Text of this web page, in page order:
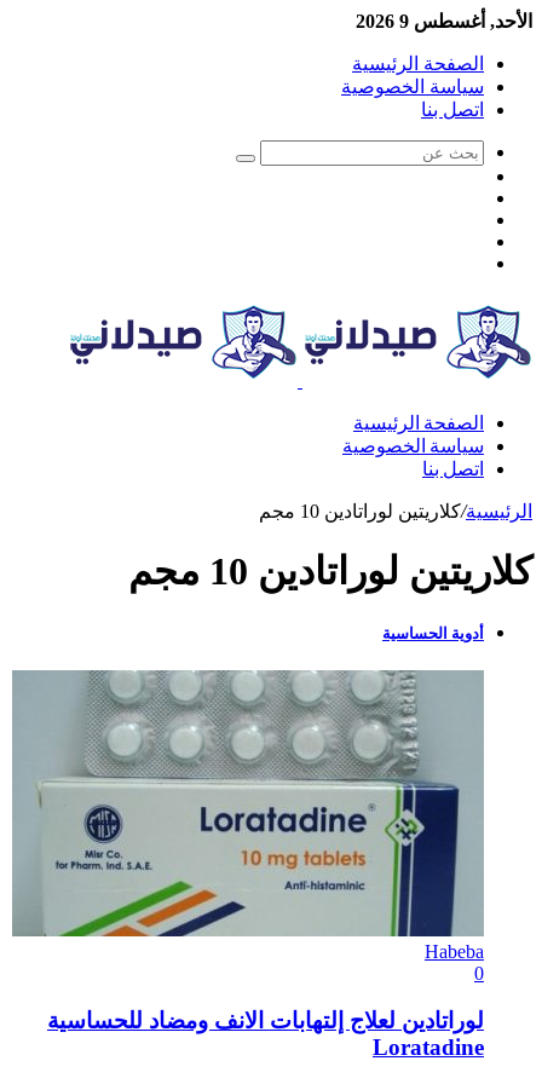
الأحد, أغسطس 9 2026
الصفحة الرئيسية
سياسة الخصوصية
اتصل بنا
الصفحة الرئيسية
سياسة الخصوصية
اتصل بنا
الرئيسية/كلاريتين لوراتادين 10 مجم
كلاريتين لوراتادين 10 مجم
أدوية الحساسية
Habeba
0
لوراتادين لعلاج إلتهابات الانف ومضاد للحساسية
Loratadine